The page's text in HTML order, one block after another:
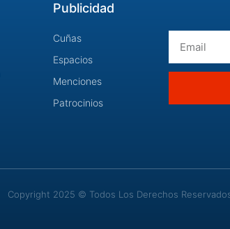
Publicidad
Cuñas
Espacios
Menciones
Patrocinios
Copyright 2025 © Todos Los Derechos